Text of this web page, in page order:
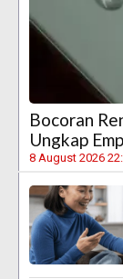
Bocoran
Ungkap
8 August 2026